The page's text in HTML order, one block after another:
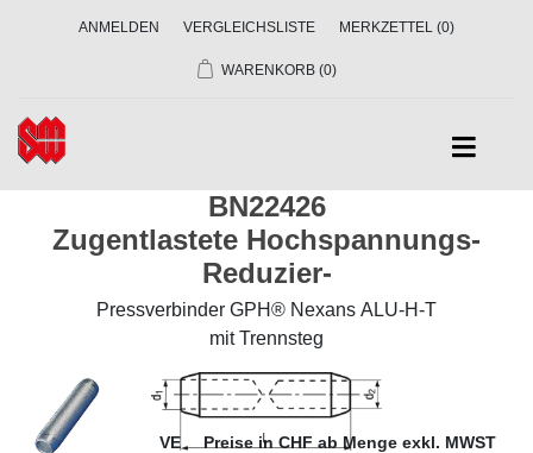
ANMELDEN VERGLEICHSLISTE MERKZETTEL (0)
WARENKORB (0)
BN22426
Zugentlastete Hochspannungs-
Reduzier-
Pressverbinder GPH® Nexans ALU-H-T
mit Trennsteg
Dim VE Preise in CHF ab Menge exkl. MWST